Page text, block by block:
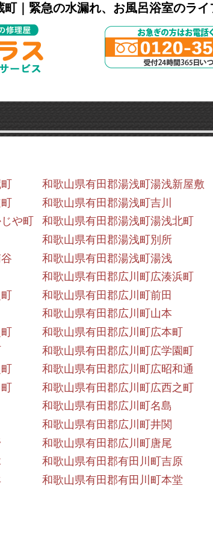
｜緊急の水漏れ、お風呂浴室のライ
和歌山県有田郡湯浅町湯浅新屋敷
和歌山県有田郡湯浅町吉川
や町
和歌山県有田郡湯浅町湯浅北町
和歌山県有田郡湯浅町別所
和歌山県有田郡湯浅町湯浅
和歌山県有田郡広川町広湊浜町
和歌山県有田郡広川町前田
和歌山県有田郡広川町山本
和歌山県有田郡広川町広本町
和歌山県有田郡広川町広学園町
和歌山県有田郡広川町広昭和通
和歌山県有田郡広川町広西之町
和歌山県有田郡広川町名島
和歌山県有田郡広川町井関
和歌山県有田郡広川町唐尾
和歌山県有田郡有田川町吉原
和歌山県有田郡有田川町本堂